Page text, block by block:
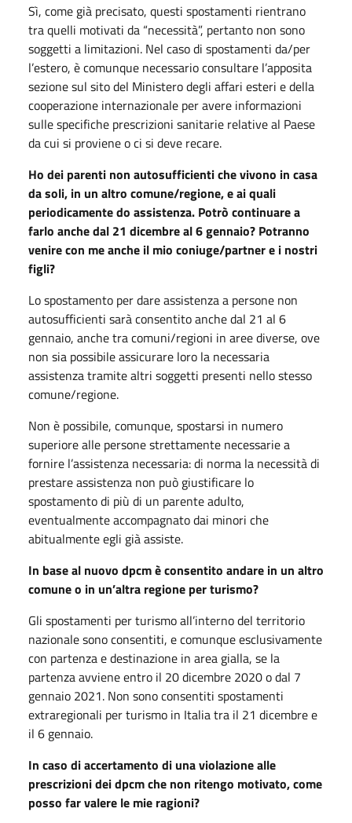
Sì, come già precisato, questi spostamenti rientrano
tra quelli motivati da “necessità”, pertanto non sono
soggetti a limitazioni. Nel caso di spostamenti da/per
l’estero, è comunque necessario consultare l’apposita
sezione sul sito del Ministero degli affari esteri e della
cooperazione internazionale per avere informazioni
sulle specifiche prescrizioni sanitarie relative al Paese
da cui si proviene o ci si deve recare.
Ho dei parenti non autosufficienti che vivono in casa
da soli, in un altro comune/regione, e ai quali
periodicamente do assistenza. Potrò continuare a
farlo anche dal 21 dicembre al 6 gennaio? Potranno
venire con me anche il mio coniuge/partner e i nostri
figli?
Lo spostamento per dare assistenza a persone non
autosufficienti sarà consentito anche dal 21 al 6
gennaio, anche tra comuni/regioni in aree diverse, ove
non sia possibile assicurare loro la necessaria
assistenza tramite altri soggetti presenti nello stesso
comune/regione.
Non è possibile, comunque, spostarsi in numero
superiore alle persone strettamente necessarie a
fornire l’assistenza necessaria: di norma la necessità di
prestare assistenza non può giustificare lo
spostamento di più di un parente adulto,
eventualmente accompagnato dai minori che
abitualmente egli già assiste.
In base al nuovo dpcm è consentito andare in un altro
comune o in un’altra regione per turismo?
Gli spostamenti per turismo all’interno del territorio
nazionale sono consentiti, e comunque esclusivamente
con partenza e destinazione in area gialla, se la
partenza avviene entro il 20 dicembre 2020 o dal 7
gennaio 2021. Non sono consentiti spostamenti
extraregionali per turismo in Italia tra il 21 dicembre e
il 6 gennaio.
In caso di accertamento di una violazione alle
prescrizioni dei dpcm che non ritengo motivato, come
posso far valere le mie ragioni?